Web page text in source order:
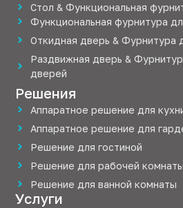
Стол & Функциональная
Функциональная фурнитура
Откидная дверь & Фурнитура
Раздвижная дверь &
дверей
Решения
Аппаратное решение для
Аппаратное решение для
Решение для гостиной
Решение для рабочей комнаты
Решение для ванной комнаты
Услуги